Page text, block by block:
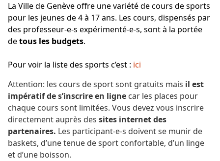
La Ville de Genève offre une variété de cours de sports
pour les jeunes de 4 à 17 ans. Les cours, dispensés par
des professeur-e-s expérimenté-e-s, sont à la portée
detous les budgets.
Pour voir la liste des sports c’est : ici
Attention: les cours de sport sont gratuits mais il est
impératif de s’inscrire en ligne car les places pour
chaque cours sont limitées. Vous devez vous inscrire
directement auprès des sites internet des
partenaires. Les participant-e-s doivent se munir de
baskets, d’une tenue de sport confortable, d’un linge
et d’une boisson.